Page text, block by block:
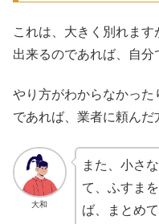
これは、大きく別れま
出来るのであれば、自分
やり方がわからなかっ
であれば、業者に頼んだ
大和
また、小さ
て、ふすま
ば、まとめ